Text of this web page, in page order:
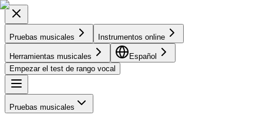
Pruebas musicales Instrumentos online
Herramientas musicales
Español
Empezar el test de rango vocal
Pruebas musicales